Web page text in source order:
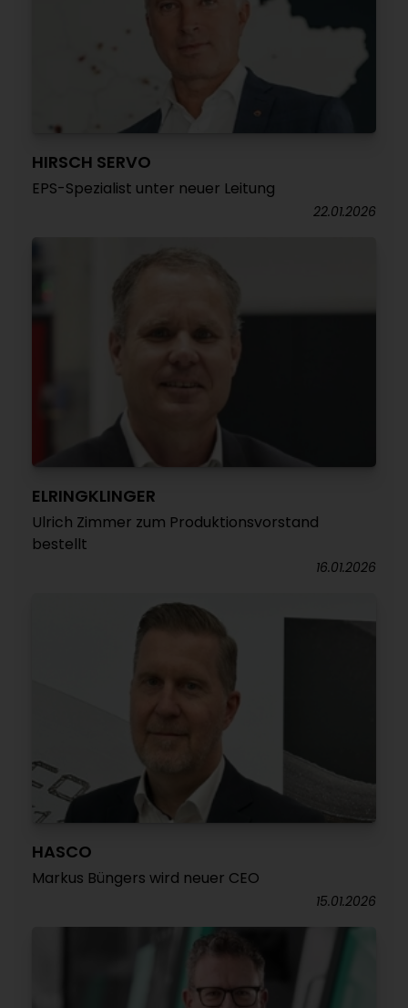
HIRSCH SERVO
EPS-Spezialist unter neuer Leitung
22.01.2026
ELRINGKLINGER
Ulrich Zimmer zum Produktionsvorstand
bestellt
16.01.2026
HASCO
Markus Büngers wird neuer CEO
15.01.2026